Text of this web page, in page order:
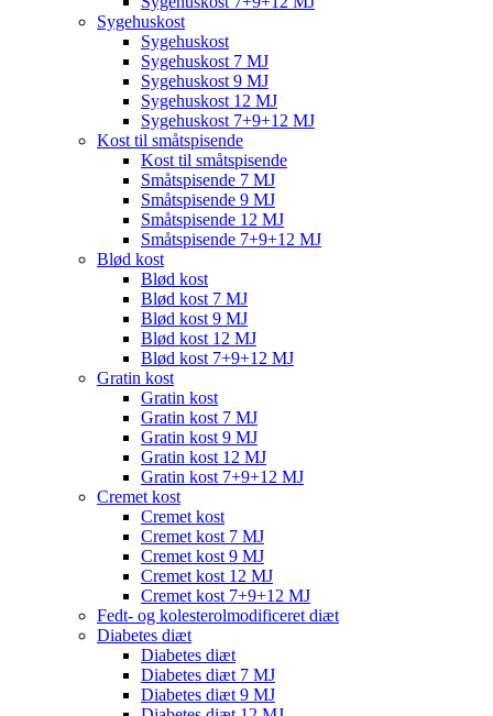
Sygehuskost
Sygehuskost
Sygehuskost 7 MJ
Sygehuskost 9 MJ
Sygehuskost 12 MJ
Sygehuskost 7+9+12 MJ
Kost til småtspisende
Kost til småtspisende
Småtspisende 7 MJ
Småtspisende 9 MJ
Småtspisende 12 MJ
Småtspisende 7+9+12 MJ
Blød kost
Blød kost
Blød kost 7 MJ
Blød kost 9 MJ
Blød kost 12 MJ
Blød kost 7+9+12 MJ
Gratin kost
Gratin kost
Gratin kost 7 MJ
Gratin kost 9 MJ
Gratin kost 12 MJ
Gratin kost 7+9+12 MJ
Cremet kost
Cremet kost
Cremet kost 7 MJ
Cremet kost 9 MJ
Cremet kost 12 MJ
Cremet kost 7+9+12 MJ
Fedt- og kolesterolmodificeret diæt
Diabetes diæt
Diabetes diæt
Diabetes diæt 7 MJ
Diabetes diæt 9 MJ